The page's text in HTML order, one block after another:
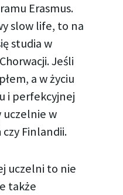
Erasmus.
slow life, to na
studia w
Jeśli
a w życiu
i perfekcyjnej
uczelnie w
czy Finlandii.
uczelni to nie
także